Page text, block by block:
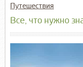
Путешествия
Все, что нужно